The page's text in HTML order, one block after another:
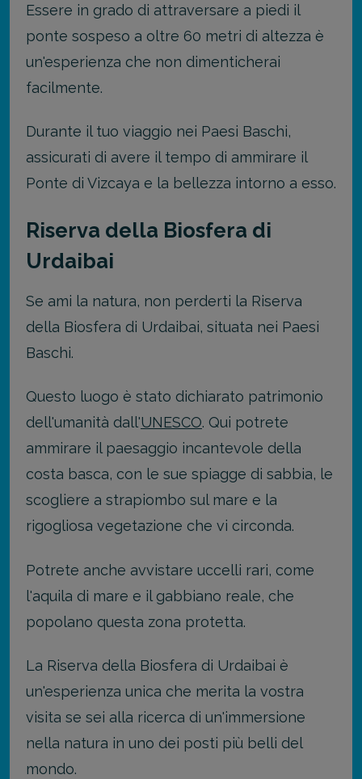
Essere in grado di attraversare a piedi il
ponte sospeso a oltre 60 metri di altezza è
un'esperienza che non dimenticherai
facilmente.
Durante il tuo viaggio nei Paesi Baschi,
assicurati di avere il tempo di ammirare il
Ponte di Vizcaya e la bellezza intorno a esso.
Riserva della Biosfera di
Urdaibai
Se ami la natura, non perderti la Riserva
della Biosfera di Urdaibai, situata nei Paesi
Baschi.
Questo luogo è stato dichiarato patrimonio
dell'umanità dall'UNESCO. Qui potrete
ammirare il paesaggio incantevole della
costa basca, con le sue spiagge di sabbia, le
scogliere a strapiombo sul mare e la
rigogliosa vegetazione che vi circonda.
Potrete anche avvistare uccelli rari, come
l'aquila di mare e il gabbiano reale, che
popolano questa zona protetta.
La Riserva della Biosfera di Urdaibai è
un'esperienza unica che merita la vostra
visita se sei alla ricerca di un'immersione
nella natura in uno dei posti più belli del
mondo.